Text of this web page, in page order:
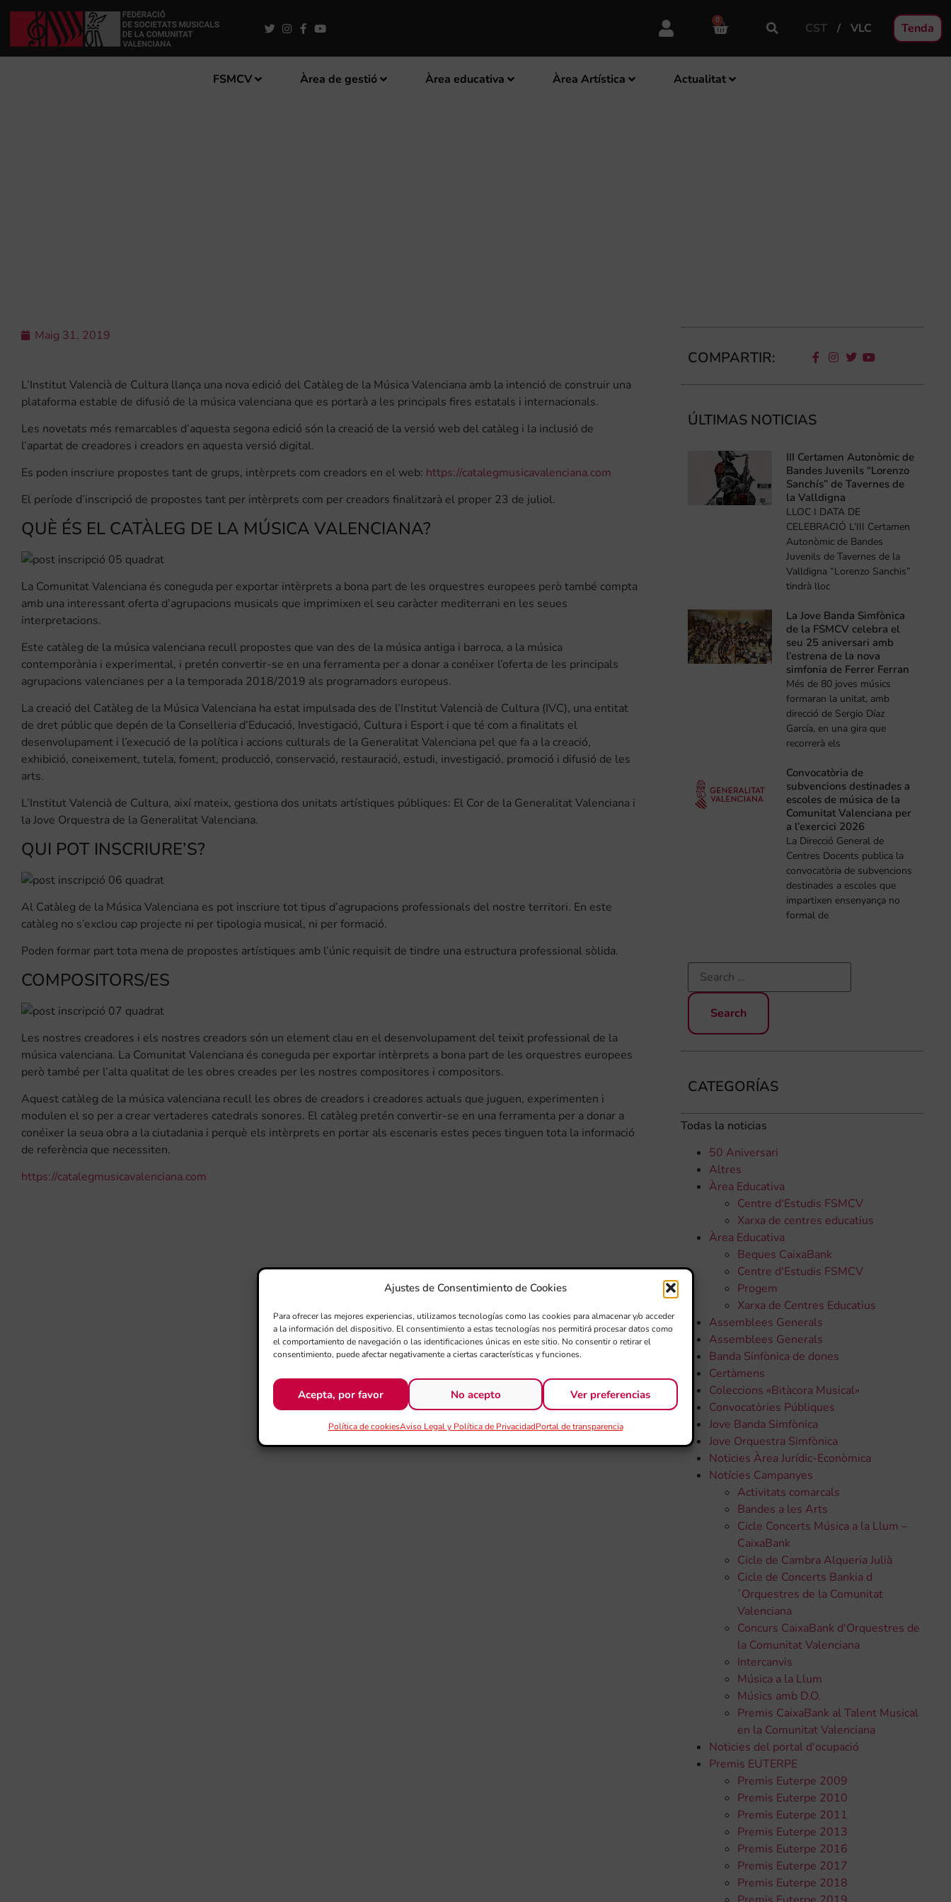
Ajustes de Consentimiento de Cookies
Para ofrecer las mejores experiencias, utilizamos tecnologías como las cookies para almacenar y/o acceder
a la información del dispositivo. El consentimiento a estas tecnologías nos permitirá procesar datos como
el comportamiento de navegación o las identificaciones únicas en este sitio. No consentir o retirar el
consentimiento, puede afectar negativamente a ciertas características y funciones.
Acepta, por favor No acepto Ver preferencias
Política de cookiesAviso Legal y Política de PrivacidadPortal de transparencia
0
CST VLC Tenda
FSMCV Àrea de gestió Àrea educativa Àrea Artística Actualitat
Maig 31, 2019
L’Institut Valencià de Cultura llança una nova edició del Catàleg de la Música Valenciana amb la intenció de construir una
plataforma estable de difusió de la música valenciana que es portarà a les principals fires estatals i internacionals.
Les novetats més remarcables d’aquesta segona edició són la creació de la versió web del catàleg i la inclusió de
l’apartat de creadores i creadors en aquesta versió digital.
Es poden inscriure propostes tant de grups, intèrprets com creadors en el web: https://catalegmusicavalenciana.com
El període d’inscripció de propostes tant per intèrprets com per creadors finalitzarà el proper 23 de juliol.
QUÈ ÉS EL CATÀLEG DE LA MÚSICA VALENCIANA?
La Comunitat Valenciana és coneguda per exportar intèrprets a bona part de les orquestres europees però també compta
amb una interessant oferta d’agrupacions musicals que imprimixen el seu caràcter mediterrani en les seues
interpretacions.
Este catàleg de la música valenciana recull propostes que van des de la música antiga i barroca, a la música
contemporània i experimental, i pretén convertir-se en una ferramenta per a donar a conéixer l’oferta de les principals
agrupacions valencianes per a la temporada 2018/2019 als programadors europeus.
La creació del Catàleg de la Música Valenciana ha estat impulsada des de l’Institut Valencià de Cultura (IVC), una entitat
de dret públic que depén de la Conselleria d’Educació, Investigació, Cultura i Esport i que té com a finalitats el
desenvolupament i l’execució de la política i accions culturals de la Generalitat Valenciana pel que fa a la creació,
exhibició, coneixement, tutela, foment, producció, conservació, restauració, estudi, investigació, promoció i difusió de les
arts.
L’Institut Valencià de Cultura, així mateix, gestiona dos unitats artístiques públiques: El Cor de la Generalitat Valenciana i
la Jove Orquestra de la Generalitat Valenciana.
QUI POT INSCRIURE’S?
Al Catàleg de la Música Valenciana es pot inscriure tot tipus d’agrupacions professionals del nostre territori. En este
catàleg no s’exclou cap projecte ni per tipologia musical, ni per formació.
Poden formar part tota mena de propostes artístiques amb l’únic requisit de tindre una estructura professional sòlida.
COMPOSITORS/ES
Les nostres creadores i els nostres creadors són un element clau en el desenvolupament del teixit professional de la
música valenciana. La Comunitat Valenciana és coneguda per exportar intèrprets a bona part de les orquestres europees
però també per l’alta qualitat de les obres creades per les nostres compositores i compositors.
Aquest catàleg de la música valenciana recull les obres de creadors i creadores actuals que juguen, experimenten i
modulen el so per a crear vertaderes catedrals sonores. El catàleg pretén convertir-se en una ferramenta per a donar a
conéixer la seua obra a la ciutadania i perquè els intèrprets en portar als escenaris estes peces tinguen tota la informació
de referència que necessiten.
https://catalegmusicavalenciana.com
COMPARTIR:
ÚLTIMAS NOTICIAS
III Certamen Autonòmic de
Bandes Juvenils “Lorenzo
Sanchís” de Tavernes de
la Valldigna
LLOC I DATA DE
CELEBRACIÓ L’III Certamen
Autonòmic de Bandes
Juvenils de Tavernes de la
Valldigna “Lorenzo Sanchis”
tindrà lloc
La Jove Banda Simfònica
de la FSMCV celebra el
seu 25 aniversari amb
l’estrena de la nova
simfonia de Ferrer Ferran
Més de 80 joves músics
formaran la unitat, amb
direcció de Sergio Díaz
García, en una gira que
recorrerà els
Convocatòria de
subvencions destinades a
escoles de música de la
Comunitat Valenciana per
a l’exercici 2026
La Direcció General de
Centres Docents publica la
convocatòria de subvencions
destinades a escoles que
impartixen ensenyança no
formal de
CATEGORÍAS
Todas la noticias
50 Aniversari
Altres
Àrea Educativa
Centre d'Estudis FSMCV
Xarxa de centres educatius
Àrea Educativa
Beques CaixaBank
Centre d'Estudis FSMCV
Progem
Xarxa de Centres Educatius
Assemblees Generals
Assemblees Generals
Banda Sinfònica de dones
Certàmens
Coleccions «Bitàcora Musical»
Convocatòries Públiques
Jove Banda Simfònica
Jove Orquestra Simfònica
Noticies Àrea Jurídic-Econòmica
Notícies Campanyes
Activitats comarcals
Bandes a les Arts
Cicle Concerts Música a la Llum –
CaixaBank
Cicle de Cambra Alqueria Julià
Cicle de Concerts Bankia d
´Orquestres de la Comunitat
Valenciana
Concurs CaixaBank d'Orquestres de
la Comunitat Valenciana
Intercanvis
Música a la Llum
Músics amb D.O.
Premis CaixaBank al Talent Musical
en la Comunitat Valenciana
Noticies del portal d'ocupació
Premis EUTERPE
Premis Euterpe 2009
Premis Euterpe 2010
Premis Euterpe 2011
Premis Euterpe 2013
Premis Euterpe 2016
Premis Euterpe 2017
Premis Euterpe 2018